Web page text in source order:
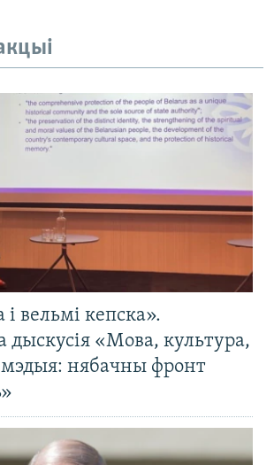
і вельмі кепска».
«Мова, культура,
мэдыя: нябачны фронт